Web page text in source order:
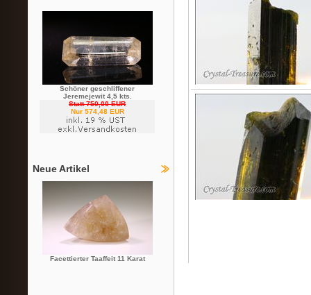
Schöner geschliffener
Jeremejewit 4,5 kts.
Statt 750,00 EUR
Nur 574,48 EUR
Neue Artikel
Facettierter Taaffeit 11 Karat